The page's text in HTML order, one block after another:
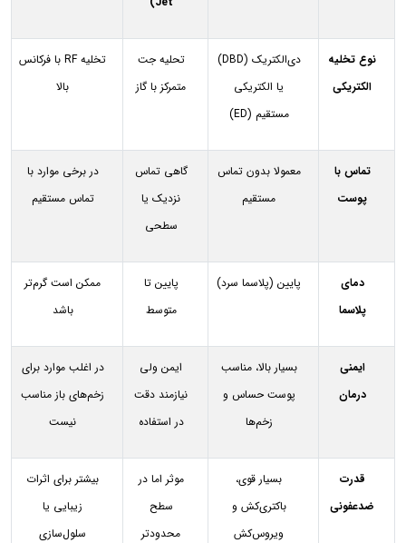
نوع تخلیه
الکتریکی
دی‌الکتریک (DBD)
یا الکتریکی
مستقیم (ED)
تحلیه جت
متمرکز با گاز
تخلیه RF با فرکانس
بالا
تماس با
پوست
معمولا بدون تماس
مستقیم
گاهی تماس
نزدیک یا
سطحی
در برخی موارد با
تماس مستقیم
دمای
پلاسما
پایین (پلاسما سرد)
پایین تا
متوسط
ممکن است گرم‌تر
باشد
ایمنی
درمان
بسیار بالا، مناسب
پوست حساس و
زخم‌ها
ایمن ولی
نیازمند دقت
در استفاده
در اغلب موارد برای
زخم‌های باز مناسب
نیست
قدرت
ضدعفونی
بسیار قوی،
باکتری‌کش و
ویروس‌کش
موثر اما در
سطح
محدودتر
بیشتر برای اثرات
زیبایی یا
سلول‌سازی